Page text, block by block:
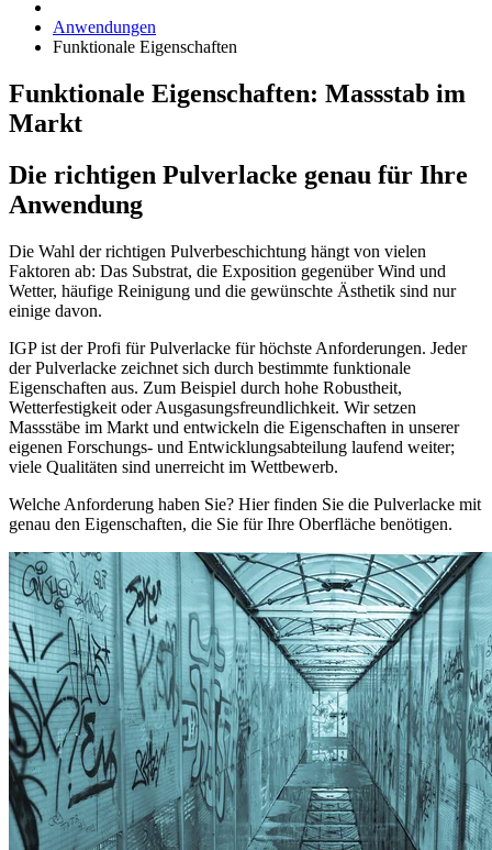
Anwendungen
Funktionale Eigenschaften
Funktionale Eigenschaften: Massstab im
Markt
Die richtigen Pulverlacke genau für Ihre
Anwendung
Die Wahl der richtigen Pulverbeschichtung hängt von vielen
Faktoren ab: Das Substrat, die Exposition gegenüber Wind und
Wetter, häufige Reinigung und die gewünschte Ästhetik sind nur
einige davon.
IGP ist der Profi für Pulverlacke für höchste Anforderungen. Jeder
der Pulverlacke zeichnet sich durch bestimmte funktionale
Eigenschaften aus. Zum Beispiel durch hohe Robustheit,
Wetterfestigkeit oder Ausgasungsfreundlichkeit. Wir setzen
Massstäbe im Markt und entwickeln die Eigenschaften in unserer
eigenen Forschungs- und Entwicklungsabteilung laufend weiter;
viele Qualitäten sind unerreicht im Wettbewerb.
Welche Anforderung haben Sie? Hier finden Sie die Pulverlacke mit
genau den Eigenschaften, die Sie für Ihre Oberfläche benötigen.